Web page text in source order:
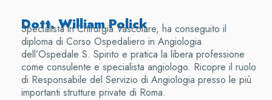
Dott. William Polick
Specialista in Chirurgia Vascolare, ha conseguito il
diploma di Corso Ospedaliero in Angiologia
dell’Ospedale S. Spirito e pratica la libera professione
come consulente e specialista angiologo. Ricopre il ruolo
di Responsabile del Servizio di Angiologia presso le più
importanti strutture private di Roma.